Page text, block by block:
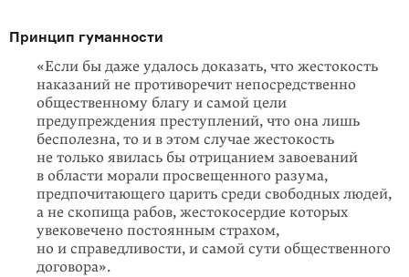
Принцип гуманности
«Если бы даже удалось доказать, что жестокость
наказаний не противоречит непосредственно
общественному благу и самой цели
предупреждения преступлений, что она лишь
бесполезна, то и в этом случае жестокость
не только явилась бы отрицанием завоеваний
в области морали просвещенного разума,
предпочитающего царить среди свободных людей,
а не скопища рабов, жестокосердие которых
увековечено постоянным страхом,
но и справедливости, и самой сути общественного
договора».